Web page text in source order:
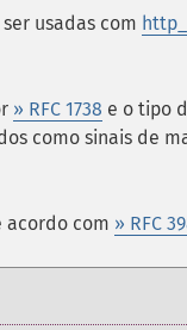
usadas com
» RFC 1738 e o tipo
como sinais de
acordo com » RFC